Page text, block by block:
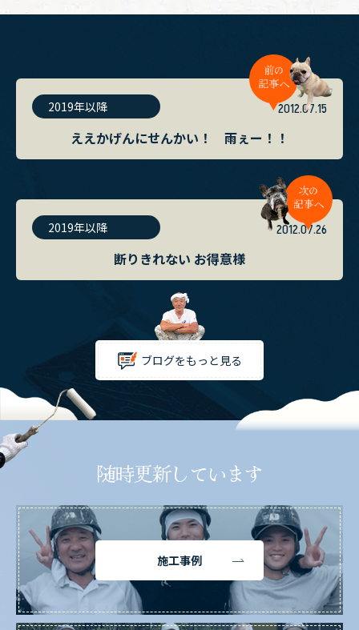
2019年以降 2012.07.15
ええかげんにせんかい！ 雨ぇー！！
2019年以降 2012.07.26
断りきれない お得意様
ブログをもっと見る
随時更新しています
施工事例